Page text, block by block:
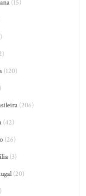
(15)
(120)
(206)
(42)
(26)
(3)
(20)